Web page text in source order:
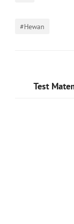
#Hewan
Test